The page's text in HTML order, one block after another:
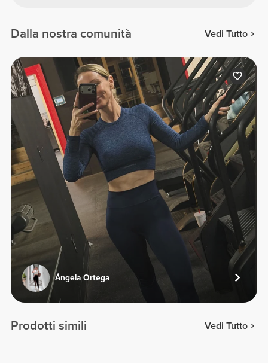
Dalla nostra comunità Vedi Tutto
Ángela Ortega
Prodotti simili Vedi Tutto